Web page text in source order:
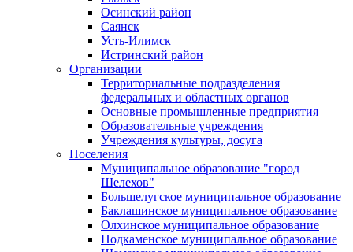
Осинский район
Саянск
Усть-Илимск
Истринский район
Организации
Территориальные подразделения
федеральных и областных органов
Основные промышленные предприятия
Образовательные учреждения
Учреждения культуры, досуга
Поселения
Муниципальное образование "город
Шелехов"
Большелугское муниципальное образование
Баклашинское муниципальное образование
Олхинское муниципальное образование
Подкаменское муниципальное образование